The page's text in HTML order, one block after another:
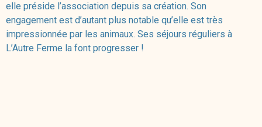
elle préside l’association depuis sa création. Son
engagement est d’autant plus notable qu’elle est très
impressionnée par les animaux. Ses séjours réguliers à
L’Autre Ferme la font progresser !